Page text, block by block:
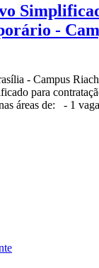
-
- Campus
para
áreas de: - 1